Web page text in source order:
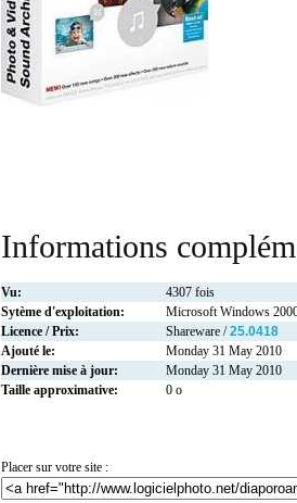
Informations
Vu:
4307 fois
Sytème d'exploitation:
Microsoft Windows
Licence / Prix:
Shareware /25.0418
Ajouté le:
Monday 31 May 2010
Dernière mise à jour:
Monday 31 May 2010
Taille approximative:
0 o
Placer sur votre site :